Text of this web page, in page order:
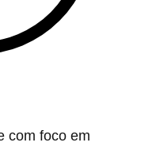
com foco em